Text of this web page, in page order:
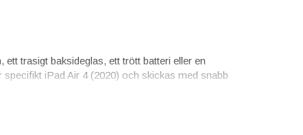
trasigt baksideglas, ett trött batteri eller en
iPad Air 4 (2020) och skickas med snabb